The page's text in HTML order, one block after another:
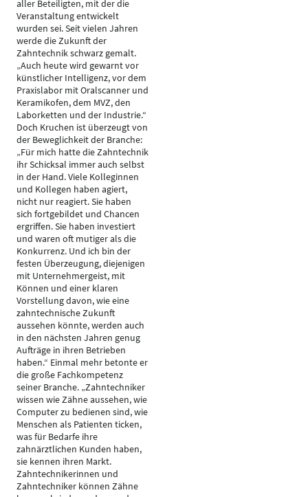
aller Beteiligten, mit der die
Veranstaltung entwickelt
wurden sei. Seit vielen Jahren
werde die Zukunft der
Zahntechnik schwarz gemalt.
„Auch heute wird gewarnt vor
künstlicher Intelligenz, vor dem
Praxislabor mit Oralscanner und
Keramikofen, dem MVZ, den
Laborketten und der Industrie.“
Doch Kruchen ist überzeugt von
der Beweglichkeit der Branche:
„Für mich hatte die Zahntechnik
ihr Schicksal immer auch selbst
in der Hand. Viele Kolleginnen
und Kollegen haben agiert,
nicht nur reagiert. Sie haben
sich fortgebildet und Chancen
ergriffen. Sie haben investiert
und waren oft mutiger als die
Konkurrenz. Und ich bin der
festen Überzeugung, diejenigen
mit Unternehmergeist, mit
Können und einer klaren
Vorstellung davon, wie eine
zahntechnische Zukunft
aussehen könnte, werden auch
in den nächsten Jahren genug
Aufträge in ihren Betrieben
haben.“ Einmal mehr betonte er
die große Fachkompetenz
seiner Branche. „Zahntechniker
wissen wie Zähne aussehen, wie
Computer zu bedienen sind, wie
Menschen als Patienten ticken,
was für Bedarfe ihre
zahnärztlichen Kunden haben,
sie kennen ihren Markt.
Zahntechnikerinnen und
Zahntechniker können Zähne